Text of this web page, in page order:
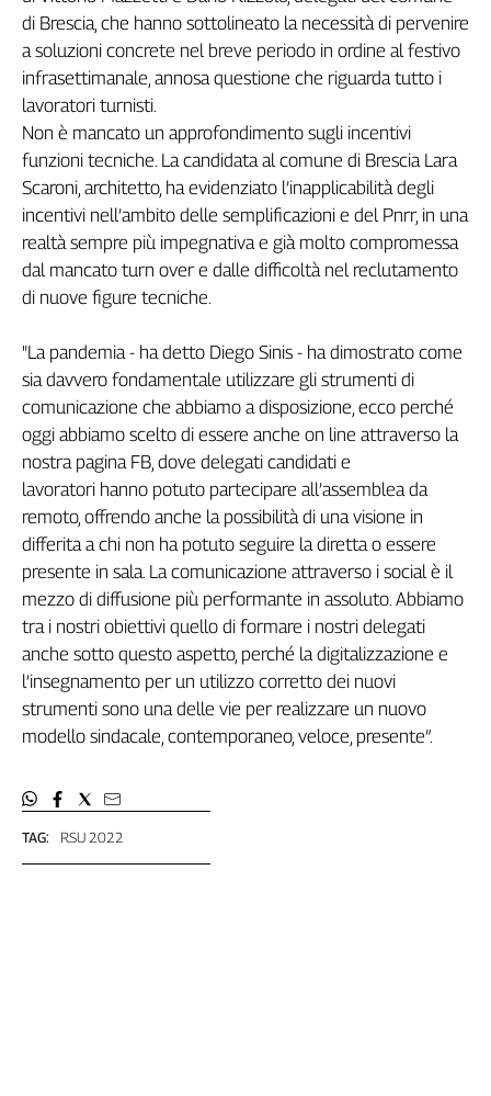
trasmissioni
tv
Work
in
Progress
L'Italia
nel
Lavoro
Abruzzo-
Molise
Basilicata
Campania
Emilia-
Romagna
Venezia
Giulia
Lazio
Liguria
Lombardia
Marche
Piemonte
Toscana
Trentino
Umbria
TAG: RSU 2022
di Brescia, che hanno sottolineato la necessità di pervenire
a soluzioni concrete nel breve periodo in ordine al festivo
infrasettimanale, annosa questione che riguarda tutto i
lavoratori turnisti.
Non è mancato un approfondimento sugli incentivi
funzioni tecniche. La candidata al comune di Brescia Lara
Scaroni, architetto, ha evidenziato l’inapplicabilità degli
incentivi nell’ambito delle semplificazioni e del Pnrr, in una
realtà sempre più impegnativa e già molto compromessa
dal mancato turn over e dalle difficoltà nel reclutamento
di nuove figure tecniche.
"La pandemia - ha detto Diego Sinis - ha dimostrato come
sia davvero fondamentale utilizzare gli strumenti di
comunicazione che abbiamo a disposizione, ecco perché
oggi abbiamo scelto di essere anche on line attraverso la
nostra pagina FB, dove delegati candidati e
lavoratori hanno potuto partecipare all’assemblea da
remoto, offrendo anche la possibilità di una visione in
differita a chi non ha potuto seguire la diretta o essere
presente in sala. La comunicazione attraverso i social è il
mezzo di diffusione più performante in assoluto. Abbiamo
tra i nostri obiettivi quello di formare i nostri delegati
anche sotto questo aspetto, perché la digitalizzazione e
l’insegnamento per un utilizzo corretto dei nuovi
strumenti sono una delle vie per realizzare un nuovo
modello sindacale, contemporaneo, veloce, presente”.